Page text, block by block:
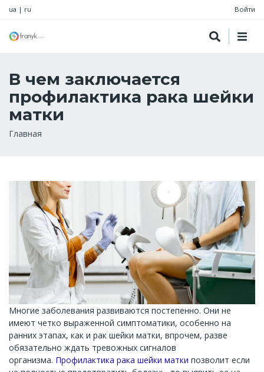
ua | ru Войти
В чем заключается
профилактика рака шейки
матки
Строка
Главная
Многие заболевания развиваются постепенно. Они не
имеют четко выраженной симптоматики, особенно на
ранних этапах, как и рак шейки матки, впрочем, разве
обязательно ждать тревожных сигналов
организма. Профилактика рака шейки матки позволит если